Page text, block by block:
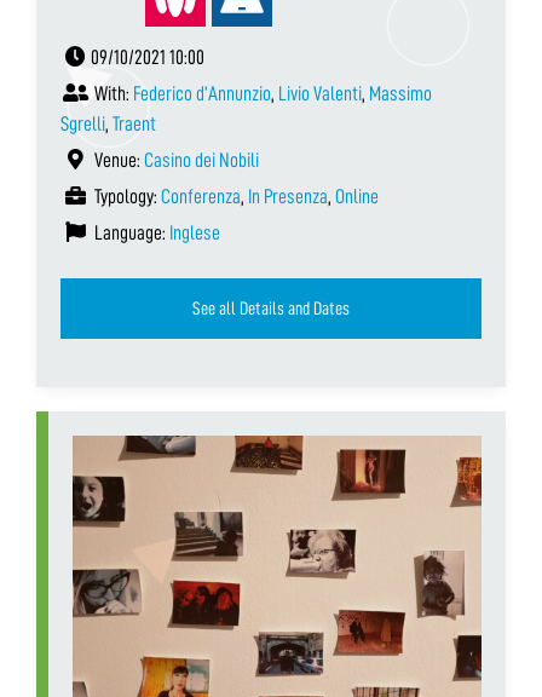
09/10/2021 10:00
With: Federico d’Annunzio, Livio Valenti, Massimo
Sgrelli, Traent
Venue: Casino dei Nobili
Typology: Conferenza, In Presenza, Online
Language: Inglese
See all Details and Dates